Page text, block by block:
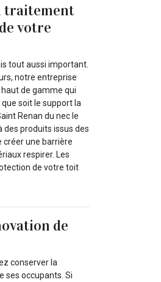
traitement
votre
tout aussi important.
notre entreprise
de gamme qui
soit le support la
Renan du nec le
produits issus des
créer une barrière
respirer. Les
de votre toit
de
conserver la
ses occupants. Si